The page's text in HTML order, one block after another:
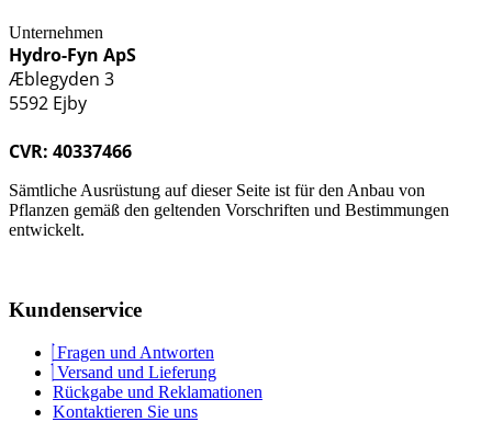
Unternehmen
Hydro-Fyn ApS
Æblegyden 3
5592 Ejby
CVR: 40337466
Sämtliche Ausrüstung auf dieser Seite ist für den Anbau von
Pflanzen gemäß den geltenden Vorschriften und Bestimmungen
entwickelt.
Kundenservice
Fragen und Antworten
Versand und Lieferung
Rückgabe und Reklamationen
Kontaktieren Sie uns